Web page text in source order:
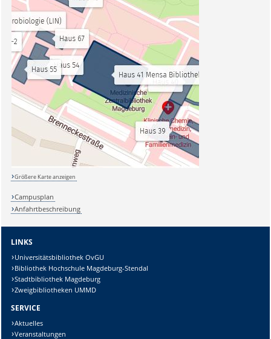
Größere Karte anzeigen
Campusplan
Anfahrtbeschreibung
LINKS
Universitätsbibliothek OvGU
Bibliothek Hochschule Magdeburg-Stendal
Stadtbibliothek Magdeburg
Zweigbibliotheken UMMD
SERVICE
Aktuelles
Veranstaltungen